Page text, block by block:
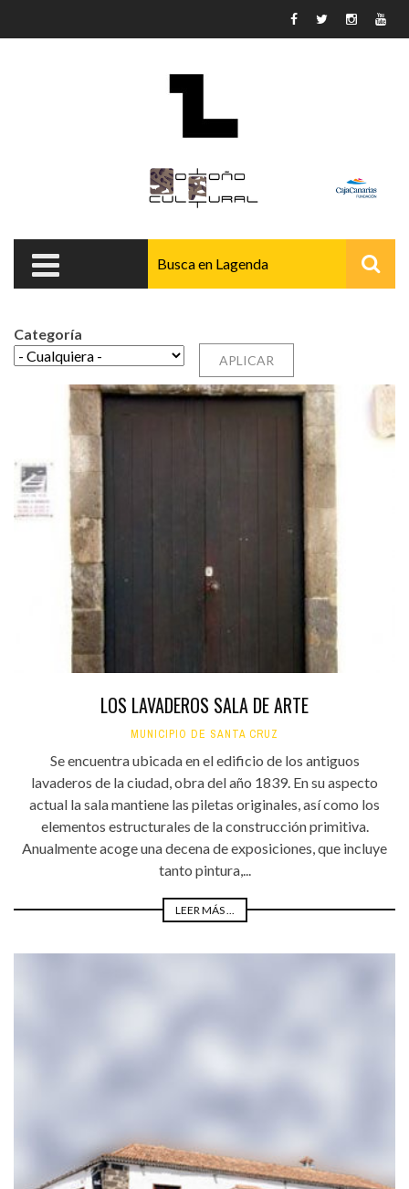
Categoría
LOS LAVADEROS SALA DE ARTE
MUNICIPIO DE SANTA CRUZ
Se encuentra ubicada en el edificio de los antiguos
lavaderos de la ciudad, obra del año 1839. En su aspecto
actual la sala mantiene las piletas originales, así como los
elementos estructurales de la construcción primitiva.
Anualmente acoge una decena de exposiciones, que incluye
tanto pintura,...
LEER MÁS ...